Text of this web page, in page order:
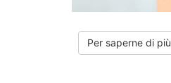
Per saperne di più